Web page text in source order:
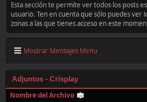
Esta sección te permite ver todos los posts
usuario. Ten en cuenta que sólo puedes ver
zonas a las que tienes acceso en este
Mostrar Mensajes Menu
Adjuntos - Crisplay
Nombre del Archivo